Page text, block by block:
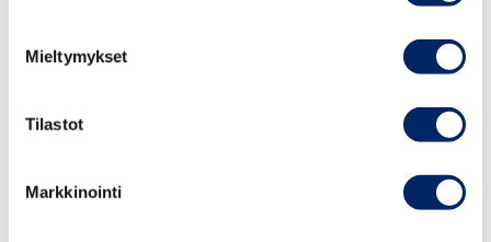
Mieltymykset
Tilastot
Markkinointi